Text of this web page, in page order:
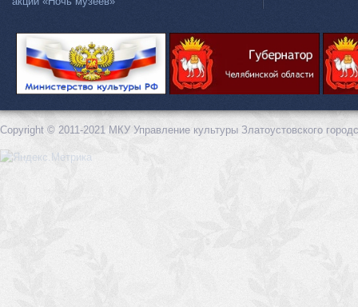
Copyright © 2011-2021 МКУ Управление культуры Златоустовского